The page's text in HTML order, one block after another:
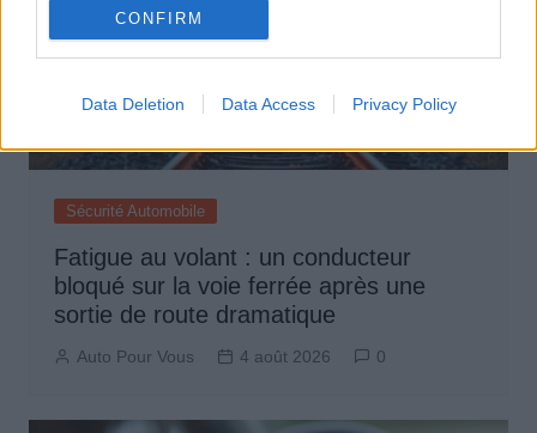
CONFIRM
Data Deletion Data Access Privacy Policy
Sécurité Automobile
Fatigue au volant : un conducteur
bloqué sur la voie ferrée après une
sortie de route dramatique
Auto Pour Vous 4 août 2026 0